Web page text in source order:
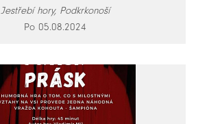
Jestřebí hory, Podkrkonoší
Po 05.08.2024